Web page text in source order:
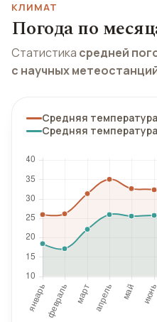
КЛИМАТ
Погода по
Статистика средней
с научных
Средняя
Средняя